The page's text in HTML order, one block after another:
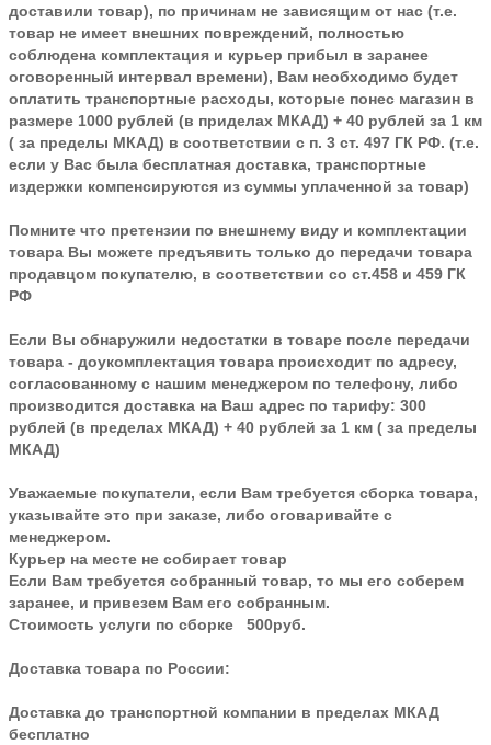
доставили товар), по причинам не зависящим от нас (т.е.
товар не имеет внешних повреждений, полностью
соблюдена комплектация и курьер прибыл в заранее
оговоренный интервал времени), Вам необходимо будет
оплатить транспортные расходы, которые понес магазин в
размере 1000 рублей (в приделах МКАД) + 40 рублей за 1 км
( за пределы МКАД) в соответствии с п. 3 ст. 497 ГК РФ. (т.е.
если у Вас была бесплатная доставка, транспортные
издержки компенсируются из суммы уплаченной за товар)
Помните что претензии по внешнему виду и комплектации
товара Вы можете предъявить только до передачи товара
продавцом покупателю, в соответствии со ст.458 и 459 ГК
РФ
Если Вы обнаружили недостатки в товаре после передачи
товара - доукомплектация товара происходит по адресу,
согласованному с нашим менеджером по телефону, либо
производится доставка на Ваш адрес по тарифу: 300
рублей (в пределах МКАД) + 40 рублей за 1 км ( за пределы
МКАД)
Уважаемые покупатели, если Вам требуется сборка товара,
указывайте это при заказе, либо оговаривайте с
менеджером.
Курьер на месте не собирает товар
Если Вам требуется собранный товар, то мы его соберем
заранее, и привезем Вам его собранным.
Стоимость услуги по сборке 500руб.
Доставка товара по России:
Доставка до транспортной компании в пределах МКАД
бесплатно